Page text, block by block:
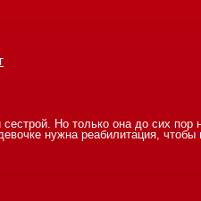
Но только она до сих
нужна реабилитация,